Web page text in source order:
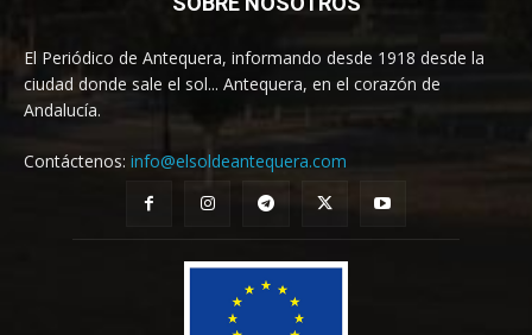
El Periódico de Antequera, informando desde 1918 desde la
ciudad donde sale el sol... Antequera, en el corazón de
Andalucía.
Contáctenos: info@elsoldeantequera.com